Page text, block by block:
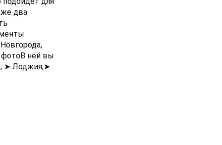
два
фотоВ ней вы
; ➤ Лоджия;➤